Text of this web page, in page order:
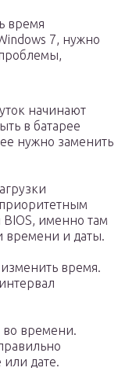
время
7, нужно
начинают
в батарее
ее нужно заменить
BIOS, именно там
времени и даты.
время.
во времени.
или дате.